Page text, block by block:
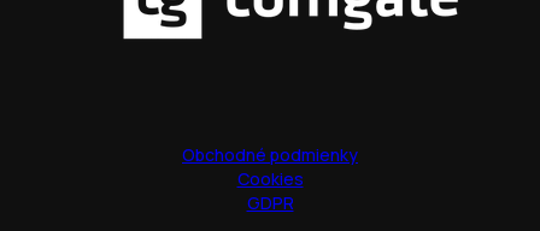
Obchodné podmienky
Cookies
GDPR